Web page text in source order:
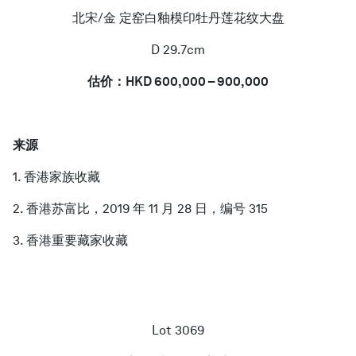
北宋/金 定窑白釉模印牡丹莲花纹大盘
D 29.7cm
估价：HKD 600,000 – 900,000
来源
1. 香港家族收藏
2. 香港苏富比，2019 年 11 月 28 日，编号 315
3. 香港重要藏家收藏
Lot 3069